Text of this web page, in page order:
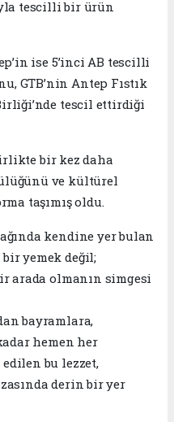
tescilli bir ürün
ise 5’inci AB tescilli
GTB’nin Antep Fıstık
tescil ettirdiği
bir kez daha
ve kültürel
taşımış oldu.
kendine yer bulan
yemek değil;
arada olmanın simgesi
bayramlara,
hemen her
bu lezzet,
derin bir yer